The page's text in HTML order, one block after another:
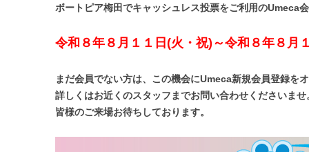
ボートピア梅田でキャッシュレス投票をご利用のUmeca
令和８年８月１１日(火・祝)～令和８年８月
まだ会員でない方は、この機会にUmeca新規会員登録を
詳しくはお近くのスタッフまでお問い合わせくださいませ
皆様のご来場お待ちしております。